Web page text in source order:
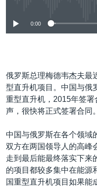
0:00
俄罗斯总理梅德韦杰夫最
型直升机项目。中国与俄
重型直升机，2015年签
声，很快将正式签署合同。
中国与俄罗斯在各个领域
双方在两国领导人的高峰
走到最后能最终落实下来
的项目都较多集中在能源
国重型直升机项目如果能